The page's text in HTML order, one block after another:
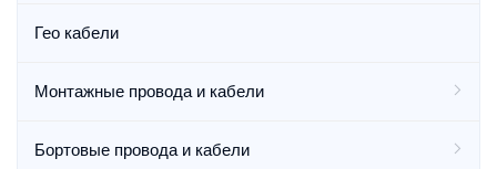
Гео кабели
Монтажные провода и кабели
Бортовые провода и кабели